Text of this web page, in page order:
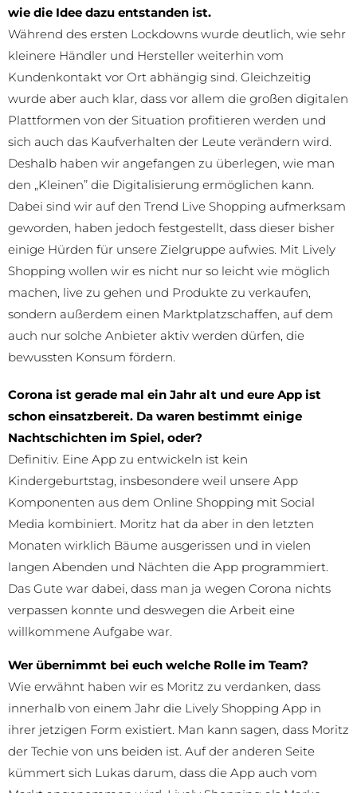
wie die Idee dazu entstanden ist.
Während des ersten Lockdowns wurde deutlich, wie sehr
kleinere Händler und Hersteller weiterhin vom
Kundenkontakt vor Ort abhängig sind. Gleichzeitig
wurde aber auch klar, dass vor allem die großen digitalen
Plattformen von der Situation profitieren werden und
sich auch das Kaufverhalten der Leute verändern wird.
Deshalb haben wir angefangen zu überlegen, wie man
den „Kleinen” die Digitalisierung ermöglichen kann.
Dabei sind wir auf den Trend Live Shopping aufmerksam
geworden, haben jedoch festgestellt, dass dieser bisher
einige Hürden für unsere Zielgruppe aufwies. Mit Lively
Shopping wollen wir es nicht nur so leicht wie möglich
machen, live zu gehen und Produkte zu verkaufen,
sondern außerdem einen Marktplatzschaffen, auf dem
auch nur solche Anbieter aktiv werden dürfen, die
bewussten Konsum fördern.
Corona ist gerade mal ein Jahr alt und eure App ist
schon einsatzbereit. Da waren bestimmt einige
Nachtschichten im Spiel, oder?
Definitiv. Eine App zu entwickeln ist kein
Kindergeburtstag, insbesondere weil unsere App
Komponenten aus dem Online Shopping mit Social
Media kombiniert. Moritz hat da aber in den letzten
Monaten wirklich Bäume ausgerissen und in vielen
langen Abenden und Nächten die App programmiert.
Das Gute war dabei, dass man ja wegen Corona nichts
verpassen konnte und deswegen die Arbeit eine
willkommene Aufgabe war.
Wer übernimmt bei euch welche Rolle im Team?
Wie erwähnt haben wir es Moritz zu verdanken, dass
innerhalb von einem Jahr die Lively Shopping App in
ihrer jetzigen Form existiert. Man kann sagen, dass Moritz
der Techie von uns beiden ist. Auf der anderen Seite
kümmert sich Lukas darum, dass die App auch vom